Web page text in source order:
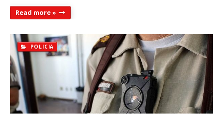
Read more »
POLICIA